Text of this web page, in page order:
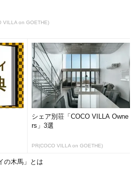
VILLA on GOETHE)
シェア別荘「COCO VILLA Owne
rs」3選
PR(COCO VILLA on GOETHE)
の木馬」とは